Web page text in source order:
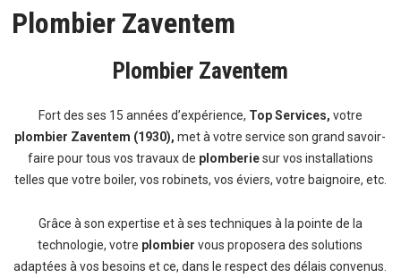
Plombier Zaventem
Plombier Zaventem
Fort des ses 15 années d’expérience, Top Services, votre
plombier Zaventem (1930),met à votre service son grand savoir-
faire pour tous vos travaux de plomberiesur vos installations
telles que votre boiler, vos robinets, vos éviers, votre baignoire, etc.
Grâce à son expertise et à ses techniques à la pointe de la
technologie, votre plombier vous proposera des solutions
adaptées à vos besoins et ce, dans le respect des délais convenus.